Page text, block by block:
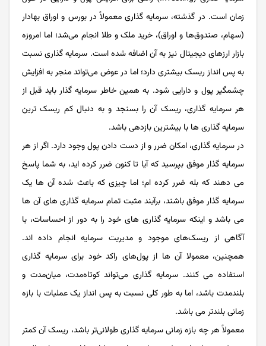
زمان است. در گذشته، سرمایه گذاری معمولاً در بورس و اوراق بهادار
(سهام، صندوق‌ها و اوراق)، خرید ملک و طلا انجام می‌شد؛ اما امروزه
بازار ارزهای دیجیتال نیز به آن اضافه شده است. سرمایه گذاری نسبت
به پس انداز ریسک بیشتری دارد؛ اما در عوض می‌تواند منجر به افزایش
چشمگیر پول و دارایی شود. به همین خاطر سرمایه گذار باید قبل از
هر سرمایه گذاری، ریسک آن را بسنجد و به دنبال کم ریسک ترین
سرمایه گذاری ها با بیشترین بازدهی باشد.
در سرمایه گذاری، امکان ضرر و از دست دادن پول وجود دارد. اگر از هر
سرمایه گذار موفق بپرسید که آیا تا کنون ضرر کرده اید، به شما پاسخ
می دهند که بله ضرر کرده ام؛ اما چیزی که باعث شده آن ها یک
سرمایه گذار موفق باشند، برآیند مثبت تمام سرمایه گذاری های آن ها
می باشد و اینکه سرمایه گذاری های خود را به دور از احساسات، با
آگاهی از ریسک‌های موجود و مدیریت سرمایه انجام داده اند.
همچنین، معمولا آن ها از پول‌های راکد خود برای سرمایه گذاری
استفاده می کنند. سرمایه گذاری می‌تواند کوتاه‌مدت، میان‌مدت و
بلندمدت باشد، اما به طور کلی نسبت به پس انداز یک عملیات با بازه
زمانی بلندتر می باشد.
معمولاً هر چه بازه زمانی سرمایه گذاری طولانی‌تر باشد، ریسک آن کمتر